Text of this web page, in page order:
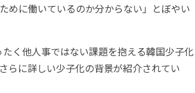
めに働いているのか分からない」とぼやい
く他人事ではない課題を抱える韓国少子化
らに詳しい少子化の背景が紹介されてい